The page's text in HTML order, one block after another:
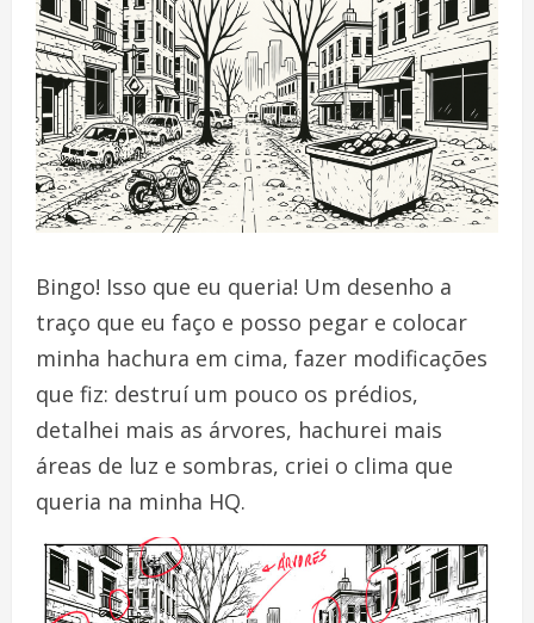
Bingo! Isso que eu queria! Um desenho a
traço que eu faço e posso pegar e colocar
minha hachura em cima, fazer modificações
que fiz: destruí um pouco os prédios,
detalhei mais as árvores, hachurei mais
áreas de luz e sombras, criei o clima que
queria na minha HQ.